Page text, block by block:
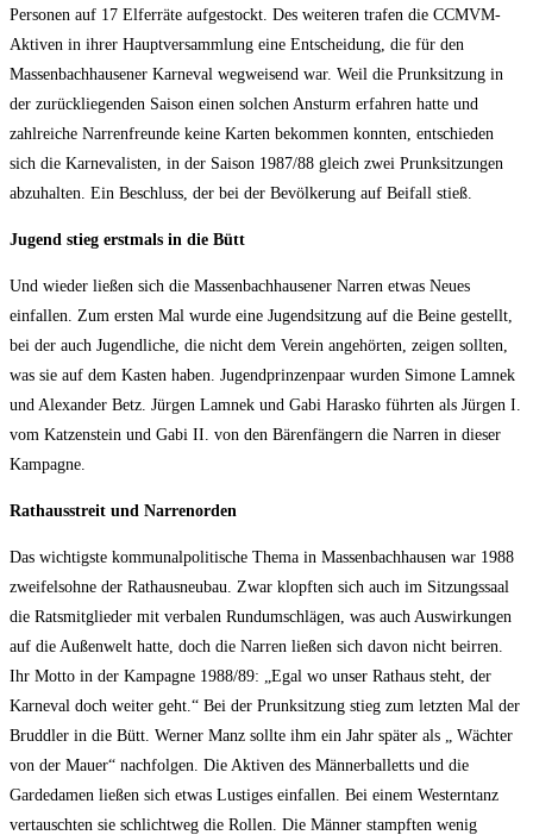
Personen auf 17 Elferräte aufgestockt. Des weiteren trafen die CCMVM-
Aktiven in ihrer Hauptversammlung eine Entscheidung, die für den
Massenbachhausener Karneval wegweisend war. Weil die Prunksitzung in
der zurückliegenden Saison einen solchen Ansturm erfahren hatte und
zahlreiche Narrenfreunde keine Karten bekommen konnten, entschieden
sich die Karnevalisten, in der Saison 1987/88 gleich zwei Prunksitzungen
abzuhalten. Ein Beschluss, der bei der Bevölkerung auf Beifall stieß.
Jugend stieg erstmals in die Bütt
Und wieder ließen sich die Massenbachhausener Narren etwas Neues
einfallen. Zum ersten Mal wurde eine Jugendsitzung auf die Beine gestellt,
bei der auch Jugendliche, die nicht dem Verein angehörten, zeigen sollten,
was sie auf dem Kasten haben. Jugendprinzenpaar wurden Simone Lamnek
und Alexander Betz. Jürgen Lamnek und Gabi Harasko führten als Jürgen I.
vom Katzenstein und Gabi II. von den Bärenfängern die Narren in dieser
Kampagne.
Rathausstreit und Narrenorden
Das wichtigste kommunalpolitische Thema in Massenbachhausen war 1988
zweifelsohne der Rathausneubau. Zwar klopften sich auch im Sitzungssaal
die Ratsmitglieder mit verbalen Rundumschlägen, was auch Auswirkungen
auf die Außenwelt hatte, doch die Narren ließen sich davon nicht beirren.
Ihr Motto in der Kampagne 1988/89: „Egal wo unser Rathaus steht, der
Karneval doch weiter geht.“ Bei der Prunksitzung stieg zum letzten Mal der
Bruddler in die Bütt. Werner Manz sollte ihm ein Jahr später als „ Wächter
von der Mauer“ nachfolgen. Die Aktiven des Männerballetts und die
Gardedamen ließen sich etwas Lustiges einfallen. Bei einem Westerntanz
vertauschten sie schlichtweg die Rollen. Die Männer stampften wenig